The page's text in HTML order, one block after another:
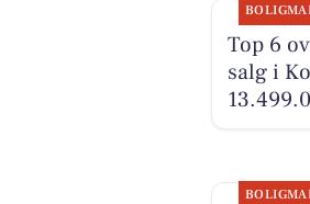
Top 6
salg i